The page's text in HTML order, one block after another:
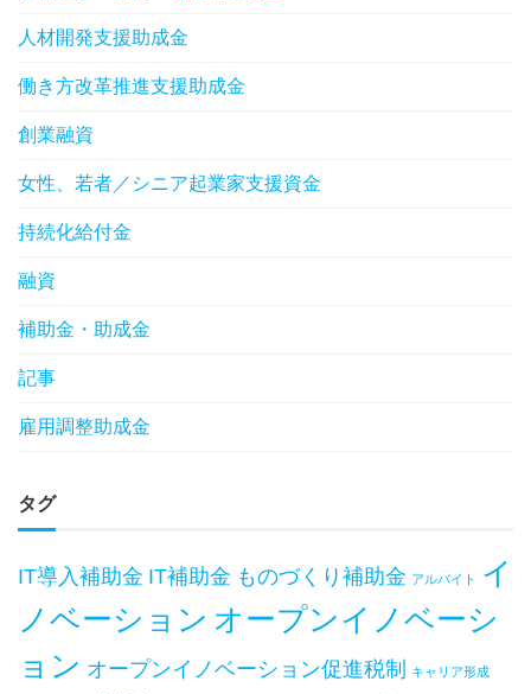
人材開発支援助成金
働き方改革推進支援助成金
創業融資
女性、若者／シニア起業家支援資金
持続化給付金
融資
補助金・助成金
記事
雇用調整助成金
タグ
IT導入補助金 IT補助金 ものづくり補助金 アルバイト
イ
ノベーション オープンイノベーシ
ョン オープンイノベーション促進税制 キャリア形成